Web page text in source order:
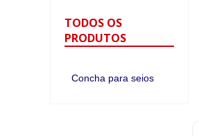
TODOS OS
PRODUTOS
Concha para seios